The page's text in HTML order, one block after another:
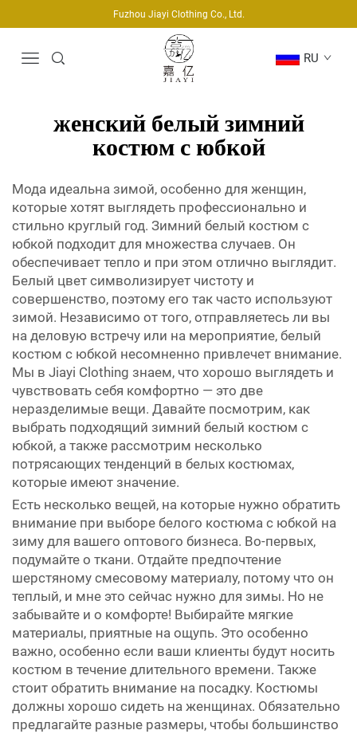
Fuzhou Jiayi Clothing Co., Ltd.
RU
женский белый зимний
костюм с юбкой
Мода идеальна зимой, особенно для женщин,
которые хотят выглядеть профессионально и
стильно круглый год. Зимний белый костюм с
юбкой подходит для множества случаев. Он
обеспечивает тепло и при этом отлично выглядит.
Белый цвет символизирует чистоту и
совершенство, поэтому его так часто используют
зимой. Независимо от того, отправляетесь ли вы
на деловую встречу или на мероприятие, белый
костюм с юбкой несомненно привлечет внимание.
Мы в Jiayi Clothing знаем, что хорошо выглядеть и
чувствовать себя комфортно — это две
неразделимые вещи. Давайте посмотрим, как
выбрать подходящий зимний белый костюм с
юбкой, а также рассмотрим несколько
потрясающих тенденций в белых костюмах,
которые имеют значение.
Есть несколько вещей, на которые нужно обратить
внимание при выборе белого костюма с юбкой на
зиму для вашего оптового бизнеса. Во-первых,
подумайте о ткани. Отдайте предпочтение
шерстяному смесовому материалу, потому что он
теплый, и мне это сейчас нужно для зимы. Но не
забывайте и о комфорте! Выбирайте мягкие
материалы, приятные на ощупь. Это особенно
важно, особенно если ваши клиенты будут носить
костюм в течение длительного времени. Также
стоит обратить внимание на посадку. Костюмы
должны хорошо сидеть на женщинах. Обязательно
предлагайте разные размеры, чтобы большинство